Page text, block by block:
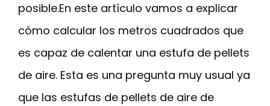
posible.En este artículo vamos a explicar
cómo calcular los metros cuadrados que
es capaz de calentar una estufa de pellets
de aire. Esta es una pregunta muy usual ya
que las estufas de pellets de aire de